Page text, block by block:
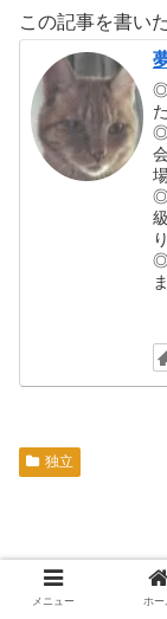
この記事を書い
◎
◎
◎
独立
メニュー ホー